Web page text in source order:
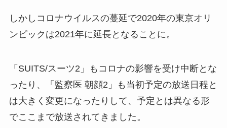
しかしコロナウイルスの蔓延で2020年の東京オリ
ンピックは2021年に延長となることに。
「SUITS/スーツ2」もコロナの影響を受け中断とな
ったり、「監察医 朝顔2」も当初予定の放送日程と
は大きく変更になったりして、予定とは異なる形
でここまで放送されてきました。